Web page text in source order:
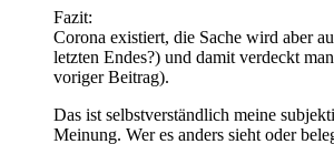
Fazit:
Corona existiert, die Sache wird aber
letzten Endes?) und damit verdeckt
voriger Beitrag).
Das ist selbstverständlich meine
Meinung. Wer es anders sieht oder